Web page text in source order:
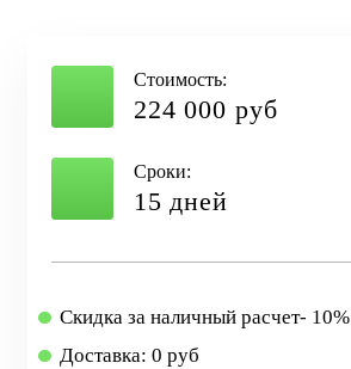
Стоимость:
224 000 руб
Сроки:
15 дней
Скидка за наличный расчет- 10%
Доставка: 0 руб